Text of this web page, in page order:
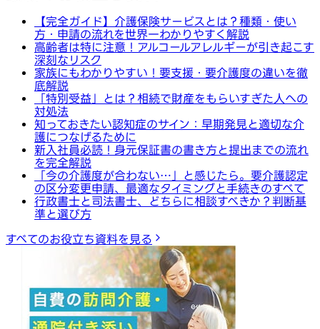
【完全ガイド】介護保険サービスとは？種類・使い
方・申請の流れを世界一わかりやすく解説
高齢者は特に注意！アルコールアレルギーが引き起こす
深刻なリスク
家族にもわかりやすい！要支援・要介護度の違いを徹
底解説
「特別受益」とは？相続で財産をもらいすぎた人への
対処法
知っておきたい認知症のサイン：早期発見と適切な介
護につなげるために
新入社員必読！身元保証書の書き方と提出までの流れ
を完全解説
「今の介護度が合わない…」と感じたら。要介護認定
の区分変更申請、最適なタイミングと手続きのすべて
行政書士と司法書士、どちらに相談すべきか？判断基
準と選び方
すべてのお役立ち資料を見る